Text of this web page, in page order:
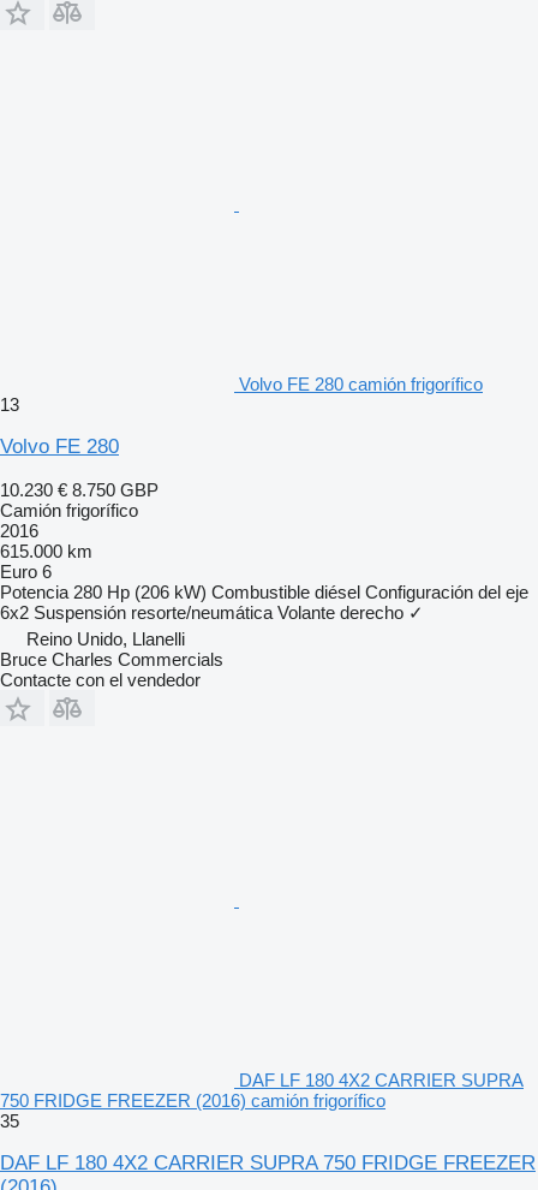
Volvo FE 280 camión frigorífico
13
Volvo FE 280
10.230 € 8.750 GBP
Camión frigorífico
2016
615.000 km
Euro 6
Potencia 280 Hp (206 kW) Combustible diésel Configuración del eje
6x2 Suspensión resorte/neumática Volante derecho ✓
Reino Unido, Llanelli
Bruce Charles Commercials
Contacte con el vendedor
DAF LF 180 4X2 CARRIER SUPRA
750 FRIDGE FREEZER (2016) camión frigorífico
35
DAF LF 180 4X2 CARRIER SUPRA 750 FRIDGE FREEZER